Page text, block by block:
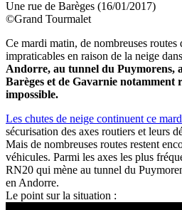
Une rue de Barèges (16/01/2017)
©Grand Tourmalet
Ce mardi matin, de nombreuses routes
impraticables en raison de la neige
Andorre, au tunnel du Puymorens,
Barèges et de Gavarnie notamment
impossible.
Les chutes de neige continuent ce
sécurisation des axes routiers et leurs
Mais de nombreuses routes restent
véhicules. Parmi les axes les plus
RN20 qui mène au tunnel du
en Andorre.
Le point sur la situation :